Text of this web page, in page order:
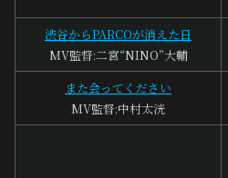
渋谷からPARCOが消えた日
MV監督:二宮“NINO”大輔
また会ってください
MV監督:中村太洸